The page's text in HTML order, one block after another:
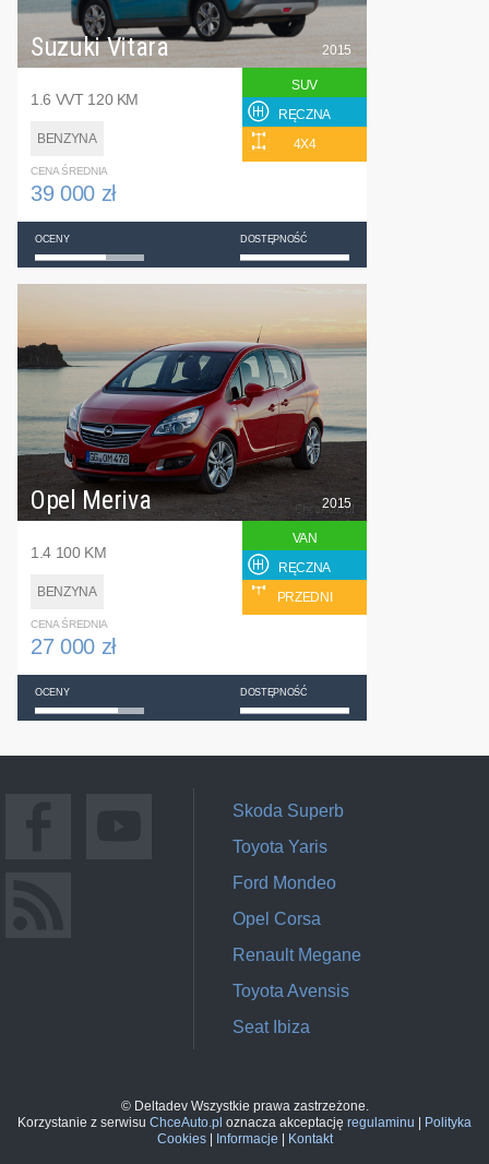
Suzuki Vitara
1.6 VVT 120 KM
BENZYNA
2015
SUV
RĘCZNA
4X4
CENA ŚREDNIA
39 000 zł
OCENY DOSTĘPNOŚĆ
Opel Meriva
1.4 100 KM
BENZYNA
2015
VAN
RĘCZNA
PRZEDNI
CENA ŚREDNIA
27 000 zł
OCENY DOSTĘPNOŚĆ
Skoda Superb
Toyota Yaris
Ford Mondeo
Opel Corsa
Renault Megane
Toyota Avensis
Seat Ibiza
© Deltadev Wszystkie prawa zastrzeżone.
Korzystanie z serwisu ChceAuto.pl oznacza akceptację regulaminu
Polityka
Cookies| Informacje Kontakt